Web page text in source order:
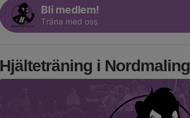
Bli medlem!
Träna med oss
Hjälteträning i Nordmaling